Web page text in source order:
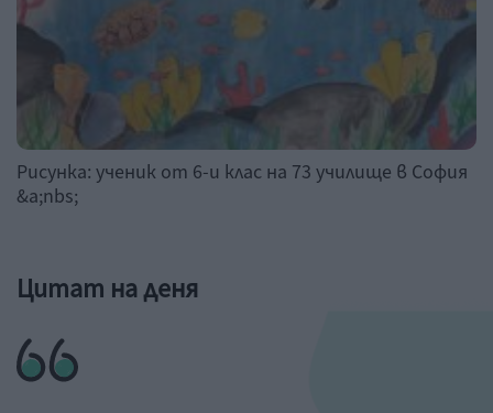
Рисунка: ученик от 6-и клас на 73 училище в София
&a;nbs;
Цитат на деня